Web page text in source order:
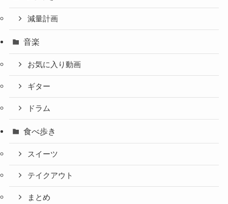
減量計画
音楽
お気に入り動画
ギター
ドラム
食べ歩き
スイーツ
テイクアウト
まとめ